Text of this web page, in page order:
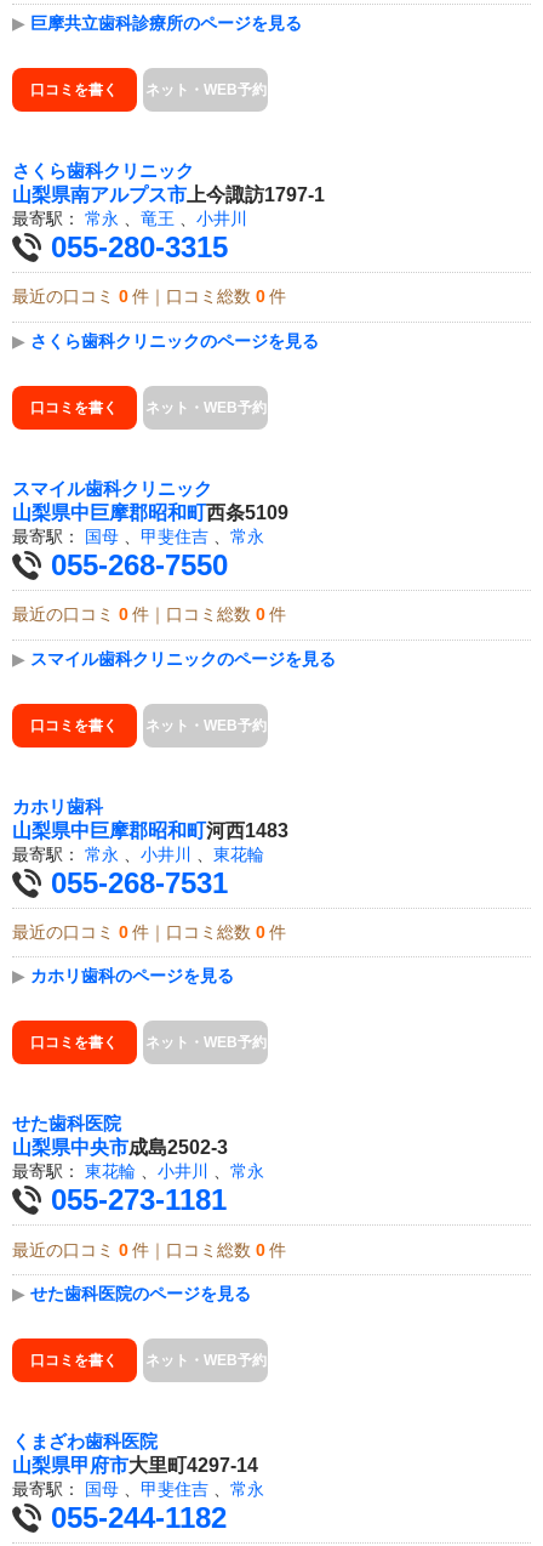
▶ 巨摩共立歯科診療所のページを見る
口コミを書く ネット・WEB予約
さくら歯科クリニック
山梨県南アルプス市 上今諏訪1797-1
最寄駅： 常永 竜王 小井川
055-280-3315
最近の口コミ 0 件｜口コミ総数 0 件
▶ さくら歯科クリニックのページを見る
口コミを書く ネット・WEB予約
スマイル歯科クリニック
山梨県中巨摩郡昭和町西条5109
最寄駅： 国母 甲斐住吉 常永
055-268-7550
最近の口コミ 0 件｜口コミ総数 0 件
▶ スマイル歯科クリニックのページを見る
口コミを書く ネット・WEB予約
カホリ歯科
山梨県中巨摩郡昭和町河西1483
最寄駅： 常永 小井川 東花輪
055-268-7531
最近の口コミ 0 件｜口コミ総数 0 件
▶ カホリ歯科のページを見る
口コミを書く ネット・WEB予約
せた歯科医院
山梨県中央市成島2502-3
最寄駅： 東花輪 、 小井川 、 常永
055-273-1181
最近の口コミ 0 件｜口コミ総数 0 件
▶ せた歯科医院のページを見る
口コミを書く ネット・WEB予約
くまざわ歯科医院
山梨県甲府市大里町4297-14
最寄駅： 国母 甲斐住吉 常永
055-244-1182